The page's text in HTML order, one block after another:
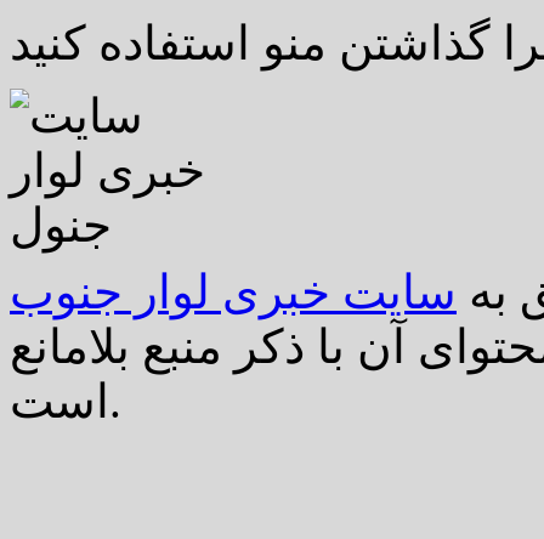
گذاشتن منو استفاده کنید
به سایت خبری لوار جنوب
آن با ذکر منبع بلامانع
است.